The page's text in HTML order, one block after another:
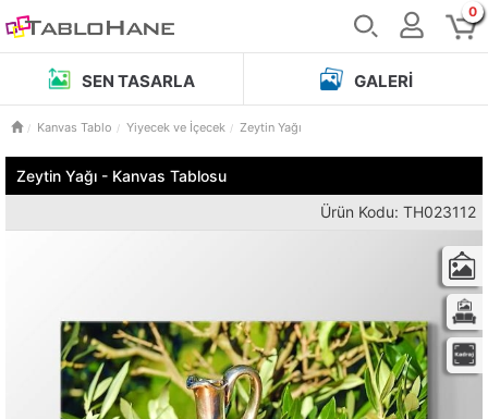
0
SEN TASARLA GALERI
Kanvas Tablo Yiyecek ve İçecek Zeytin Yağı
Zeytin Yağı - Kanvas Tablosu
Ürün Kodu: TH023112